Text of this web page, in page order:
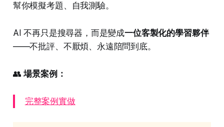
幫你模擬考題、自我測驗。
AI 不再只是搜尋器，而是變成一位客製化的學習夥伴
——不批評、不厭煩、永遠陪問到底。
👥場景案例：
完整案例實做